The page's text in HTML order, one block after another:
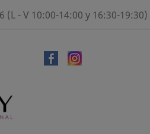
(L - V 10:00-14:00 y 16:30-19:30)